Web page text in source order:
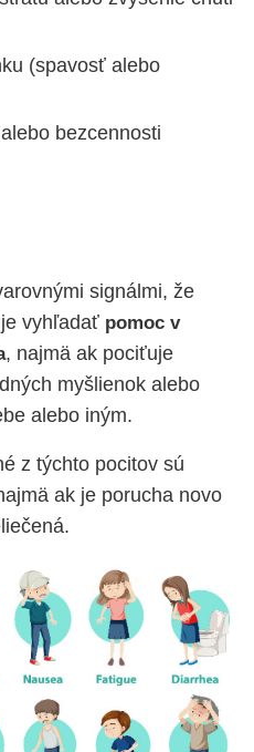
(spavosť alebo
bezcennosti
signálmi, že
vyhľadať pomoc v
, najmä ak pociťuje
myšlienok alebo
alebo iným.
z týchto pocitov sú
ak je porucha novo